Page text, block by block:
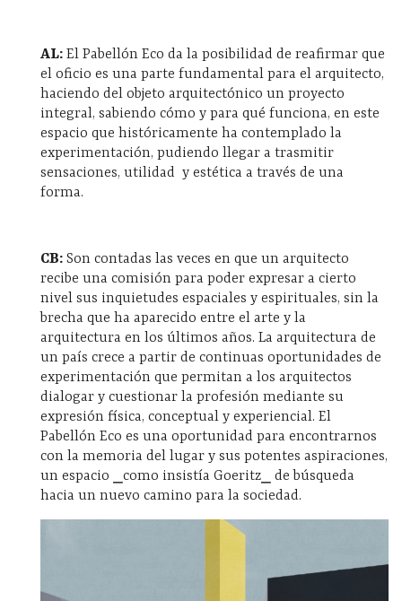
AL: El Pabellón Eco da la posibilidad de reafirmar que
el oficio es una parte fundamental para el arquitecto,
haciendo del objeto arquitectónico un proyecto
integral, sabiendo cómo y para qué funciona, en este
espacio que históricamente ha contemplado la
experimentación, pudiendo llegar a trasmitir
sensaciones, utilidad y estética a través de una
forma.
CB: Son contadas las veces en que un arquitecto
recibe una comisión para poder expresar a cierto
nivel sus inquietudes espaciales y espirituales, sin la
brecha que ha aparecido entre el arte y la
arquitectura en los últimos años. La arquitectura de
un país crece a partir de continuas oportunidades de
experimentación que permitan a los arquitectos
dialogar y cuestionar la profesión mediante su
expresión física, conceptual y experiencial. El
Pabellón Eco es una oportunidad para encontrarnos
con la memoria del lugar y sus potentes aspiraciones,
un espacio ⎯como insistía Goeritz⎯ de búsqueda
hacia un nuevo camino para la sociedad.